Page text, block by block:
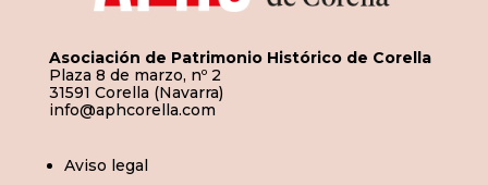
Asociación de Patrimonio Histórico de Corella
Plaza 8 de marzo, nº 2
31591 Corella (Navarra)
info@aphcorella.com
Aviso legal